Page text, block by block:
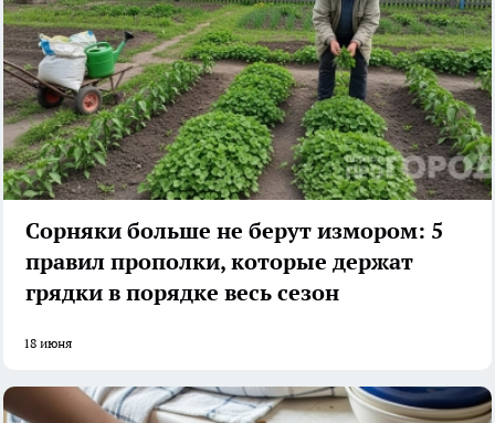
Сорняки больше не берут измором: 5
правил прополки, которые держат
грядки в порядке весь сезон
18 июня